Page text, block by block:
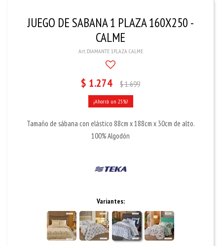
JUEGO DE SABANA 1 PLAZA 160X250 -
CALME
DIAMANTE 1PLAZA CALME
$ 1.274 $1.699
25
Tamaño de sábana con elástico 88cm x 188cm x 30cm de alto.
100% Algodón
Variantes: